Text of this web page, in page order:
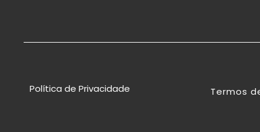
Política de Privacidade Termos